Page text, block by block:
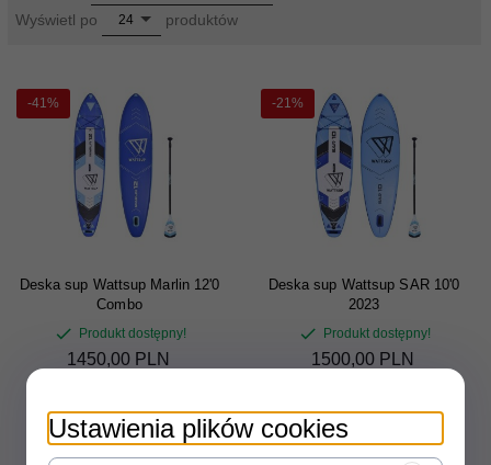
Wyświetl po pop24 produktów
-41%
Deska sup Wattsup Marlin 12'0
Combo
Produkt dostępny!
1450,00 PLN
-21%
Deska sup Wattsup SAR 10'0
2023
Produkt dostępny!
1500,00 PLN
Ustawienia plików cookies